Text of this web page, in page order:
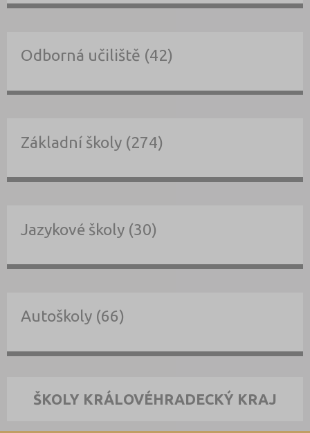
Odborná učiliště (42)
Základní školy (274)
Jazykové školy (30)
Autoškoly (66)
ŠKOLY KRÁLOVÉHRADECKÝ KRAJ